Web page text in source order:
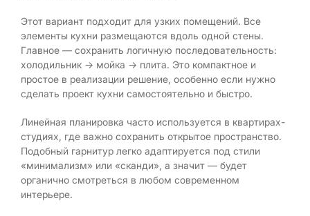
Этот вариант подходит для узких помещений. Все
элементы кухни размещаются вдоль одной стены.
Главное — сохранить логичную последовательность:
холодильник → мойка → плита. Это компактное и
простое в реализации решение, особенно если нужно
сделать проект кухни самостоятельно и быстро.
Линейная планировка часто используется в квартирах-
студиях, где важно сохранить открытое пространство.
Подобный гарнитур легко адаптируется под стили
«минимализм» или «сканди», а значит — будет
органично смотреться в любом современном
интерьере.